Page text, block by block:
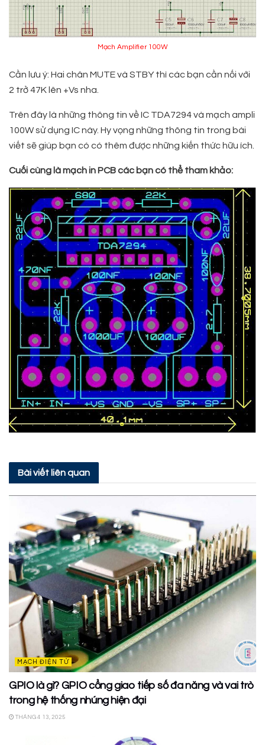
Mạch Amplifier 100W
Cần lưu ý: Hai chân MUTE và STBY thì các bạn cần nối với
2 trở 47K lên +Vs nha.
Trên đây là những thông tin về IC TDA7294 và mạch ampli
100W sử dụng IC này. Hy vọng những thông tin trong bài
viết sẽ giúp bạn có có thêm được những kiến thức hữu ích.
Cuối cùng là mạch in PCB các bạn có thể tham khảo:
Bài viết liên quan
MẠCH ĐIỆN TỬ
GPIO là gì? GPIO cổng giao tiếp số đa năng và vai trò
trong hệ thống nhúng hiện đại
THÁNG 4 13, 2025